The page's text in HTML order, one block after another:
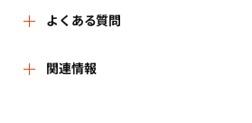
はじめての方へ
事務局へのお問い合せ
リフォーム事例を見る
リフォームを相談する
新着情報
講習会・セミナー
よくある質問
よくある質問
関連情報